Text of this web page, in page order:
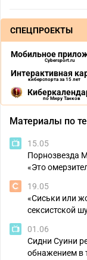
СПЕЦПРОЕКТЫ
Мобильное
Cybersport.ru
Интерактивная
киберспорта за 15 лет
по Миру Танков
Материалы по
15.05
Порнозвезда
«Это
19.05
«Сиськи или
сексистской
01.06
Сидни Суини
обнажением в